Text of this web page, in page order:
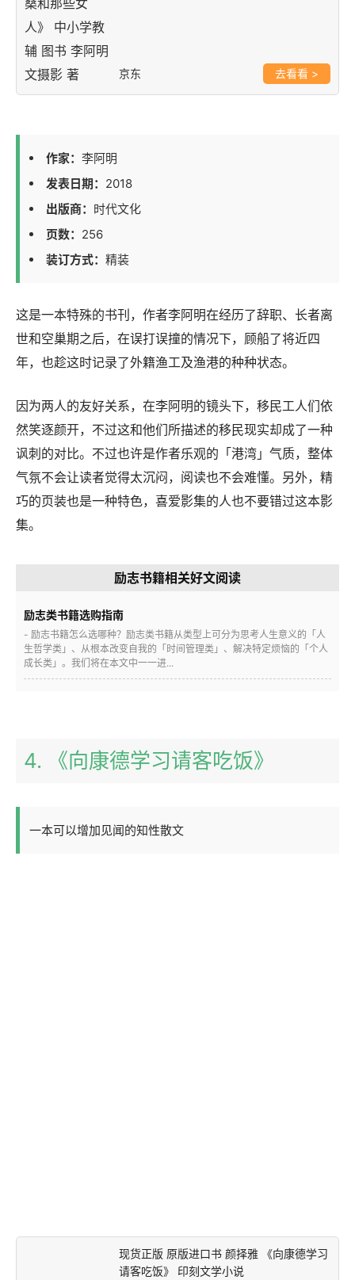
京东 >
作家： 李阿明
发表日期： 2018
出版商： 时代文化
页数： 256
装订方式： 精装
这是一本特殊的书刊，作者李阿明在经历了辞职、长者离
世和空巢期之后，在误打误撞的情况下，顾船了将近四
年，也趁这时记录了外籍渔工及渔港的种种状态。
因为两人的友好关系，在李阿明的镜头下，移民工人们依
然笑逐颜开，不过这和他们所描述的移民现实却成了一种
讽刺的对比。不过也许是作者乐观的「港湾」气质，整体
气氛不会让读者觉得太沉闷，阅读也不会难懂。另外，精
巧的页装也是一种特色，喜爱影集的人也不要错过这本影
集。
励志书籍相关好文阅读
励志类书籍选购指南
- 励志书籍怎么选哪种？励志类书籍从类型上可分为思考人生意义的「人
生哲学类」、从根本改变自我的「时间管理类」、解决特定烦恼的「个人
成长类」。我们将在本文中一一进...
4. 《向康德学习请客吃饭》
一本可以增加见闻的知性散文
现货正版 原版进口书 颜择雅 《向康德学习
请客吃饭》 印刻文学小说